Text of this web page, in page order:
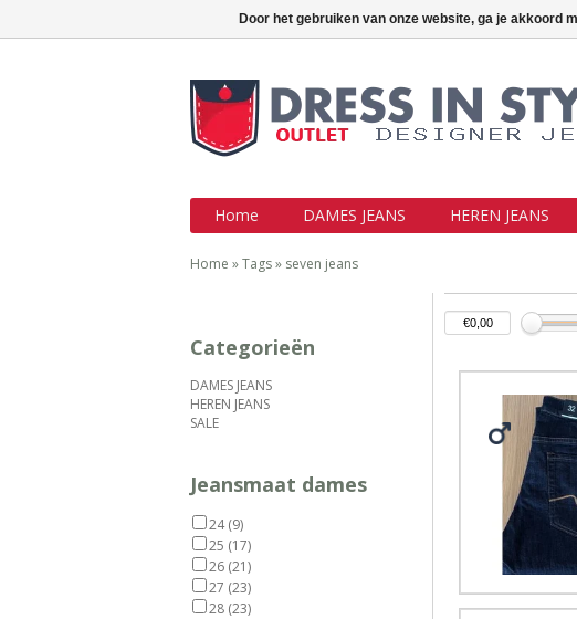
Outlet jeans aan topprijzen !!! Inloggen Een
Home DAMES JEANS HEREN JEANS
Home »Tags» seven jeans
Categorieën
DAMES JEANS
HEREN JEANS
SALE
Jeansmaat dames
24(9)
25 (17)
26 (21)
27 (23)
28 (23)
Door het gebruiken van onze website, ga je akkoord